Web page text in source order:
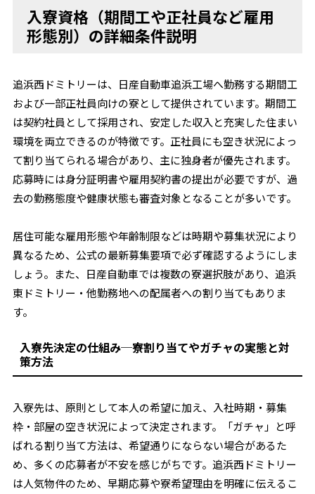
入寮資格（期間工や正社員など雇用
形態別）の詳細条件説明
追浜西ドミトリーは、日産自動車追浜工場へ勤務する期間工
および一部正社員向けの寮として提供されています。期間工
は契約社員として採用され、安定した収入と充実した住まい
環境を両立できるのが特徴です。正社員にも空き状況によっ
て割り当てられる場合があり、主に独身者が優先されます。
応募時には身分証明書や雇用契約書の提出が必要ですが、過
去の勤務態度や健康状態も審査対象となることが多いです。
居住可能な雇用形態や年齢制限などは時期や募集状況により
異なるため、公式の最新募集要項で必ず確認するようにしま
しょう。また、日産自動車では複数の寮選択肢があり、追浜
東ドミトリー・他勤務地への配属者への割り当てもありま
す。
入寮先決定の仕組み─寮割り当てやガチャの実態と対
策方法
入寮先は、原則として本人の希望に加え、入社時期・募集
枠・部屋の空き状況によって決定されます。「ガチャ」と呼
ばれる割り当て方法は、希望通りにならない場合があるた
め、多くの応募者が不安を感じがちです。追浜西ドミトリー
は人気物件のため、早期応募や寮希望理由を明確に伝えるこ